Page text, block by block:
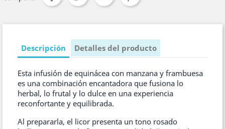
Descripción Detalles del producto
Esta infusión de equinácea con manzana y frambuesa
es una combinación encantadora que fusiona lo
herbal, lo frutal y lo dulce en una experiencia
reconfortante y equilibrada.
Al prepararla, el licor presenta un tono rosado